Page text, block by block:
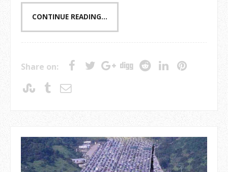
CONTINUE READING...
Share on: